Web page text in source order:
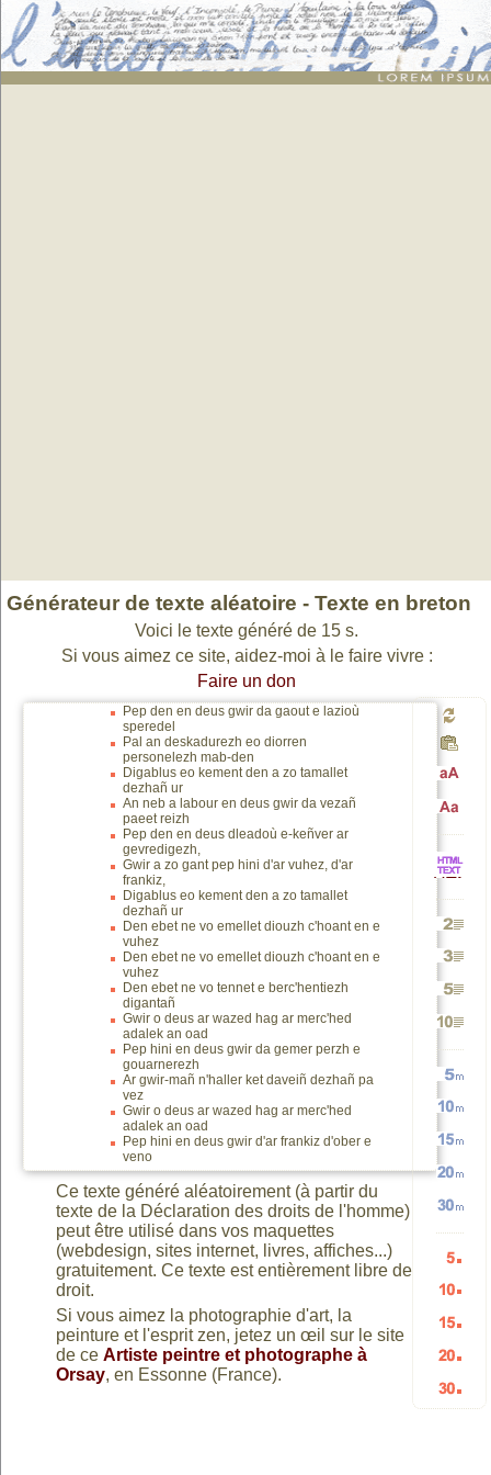
Texte breton: génération de 15 listes
Générateur de texte aléatoire - Texte en breton
Voici le texte généré de 15 s.
Si vous aimez ce site, aidez-moi à le faire vivre :
Faire un don
un
en
en
HTML
vers
TEXTE
et
TEXTE
vers
HTML
2
3
5
10
5
mots
10
mots
15
mots
20
mots
30
mots
5
listes
10
15
Pep den en deus gwir da gaout e lazioù
speredel
Pal an deskadurezh eo diorren
personelezh mab-den
Digablus eo kement den a zo tamallet
dezhañ ur
An neb a labour en deus gwir da vezañ
paeet reizh
Pep den en deus dleadoù e-keñver ar
gevredigezh,
Gwir a zo gant pep hini d'ar vuhez, d'ar
frankiz,
Digablus eo kement den a zo tamallet
dezhañ ur
Den ebet ne vo emellet diouzh c'hoant en e
vuhez
Den ebet ne vo emellet diouzh c'hoant en e
vuhez
Den ebet ne vo tennet e berc'hentiezh
digantañ
Gwir o deus ar wazed hag ar merc'hed
adalek an oad
Pep hini en deus gwir da gemer perzh e
gouarnerezh
Ar gwir-mañ n'haller ket daveiñ dezhañ pa
vez
Gwir o deus ar wazed hag ar merc'hed
adalek an oad
Pep hini en deus gwir d'ar frankiz d'ober e
veno
Ce texte généré aléatoirement (à partir du
texte de la Déclaration des droits de l'homme)
peut être utilisé dans vos maquettes
(webdesign, sites internet, livres, affiches...)
gratuitement. Ce texte est entièrement libre de
droit.
Si vous aimez la photographie d'art, la
peinture et l'esprit zen, jetez un œil sur le site
de ce Artiste peintre et photographe à
Orsay, en Essonne (France).